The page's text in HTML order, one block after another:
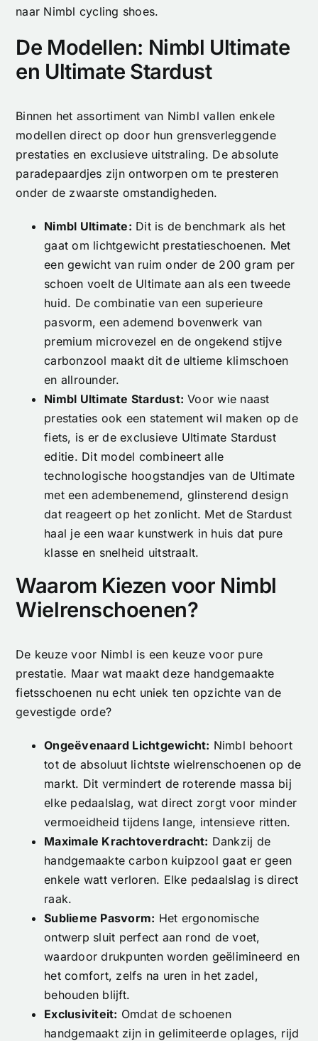
naar Nimbl cycling shoes.
De Modellen: Nimbl Ultimate
en Ultimate Stardust
Binnen het assortiment van Nimbl vallen enkele
modellen direct op door hun grensverleggende
prestaties en exclusieve uitstraling. De absolute
paradepaardjes zijn ontworpen om te presteren
onder de zwaarste omstandigheden.
Nimbl Ultimate: Dit is de benchmark als het
gaat om lichtgewicht prestatieschoenen. Met
een gewicht van ruim onder de 200 gram per
schoen voelt de Ultimate aan als een tweede
huid. De combinatie van een superieure
pasvorm, een ademend bovenwerk van
premium microvezel en de ongekend stijve
carbonzool maakt dit de ultieme klimschoen
en allrounder.
Nimbl Ultimate Stardust: Voor wie naast
prestaties ook een statement wil maken op de
fiets, is er de exclusieve Ultimate Stardust
editie. Dit model combineert alle
technologische hoogstandjes van de Ultimate
met een adembenemend, glinsterend design
dat reageert op het zonlicht. Met de Stardust
haal je een waar kunstwerk in huis dat pure
klasse en snelheid uitstraalt.
Waarom Kiezen voor Nimbl
Wielrenschoenen?
De keuze voor Nimbl is een keuze voor pure
prestatie. Maar wat maakt deze handgemaakte
fietsschoenen nu echt uniek ten opzichte van de
gevestigde orde?
Ongeëvenaard Lichtgewicht: Nimbl behoort
tot de absoluut lichtste wielrenschoenen op de
markt. Dit vermindert de roterende massa bij
elke pedaalslag, wat direct zorgt voor minder
vermoeidheid tijdens lange, intensieve ritten.
Maximale Krachtoverdracht: Dankzij de
handgemaakte carbon kuipzool gaat er geen
enkele watt verloren. Elke pedaalslag is direct
raak.
Sublieme Pasvorm: Het ergonomische
ontwerp sluit perfect aan rond de voet,
waardoor drukpunten worden geëlimineerd en
het comfort, zelfs na uren in het zadel,
behouden blijft.
Exclusiviteit: Omdat de schoenen
handgemaakt zijn in gelimiteerde oplages, rijd